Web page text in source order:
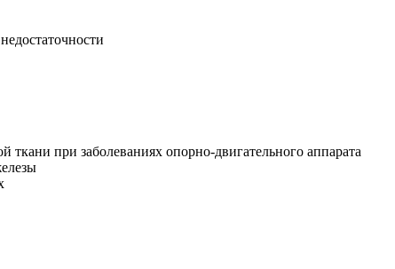
при заболеваниях опорно-двигательного аппарата